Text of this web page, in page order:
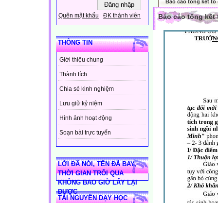
Quên mật khẩu ĐK thành viên
THÔNG TIN
Giới thiệu chung
Thành tích
Chia sẻ kinh nghiệm
Lưu giữ kỷ niệm
Hình ảnh hoạt động
Soạn bài trực tuyến
LỜI ĐÃ NÓI, TÊN ĐÃ BAY,
THỜI GIAN TRÔI QUA
KHÔNG BAO GIỜ LẤY LẠI
ĐƯỢC
TÀI NGUYÊN DẠY HỌC
Báo cáo tổng kết tổ
Báo cáo tổng kết